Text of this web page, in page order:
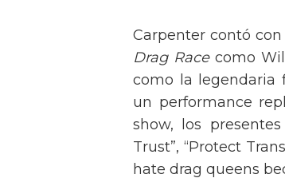
Carpenter contó
Drag Racecomo
como la legendaria
un performance
show, los
Trust”, “Protect
hate drag queens